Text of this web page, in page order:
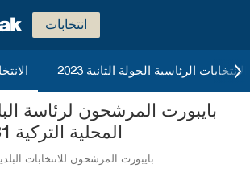
انتخابات
2023 الانتخابات الرئاسية الجولة الثانية
بايبورت المرشحون لرئاسة
المحلية التركية 31 مارس 2024
بايبورت المرشحون للانتخابات